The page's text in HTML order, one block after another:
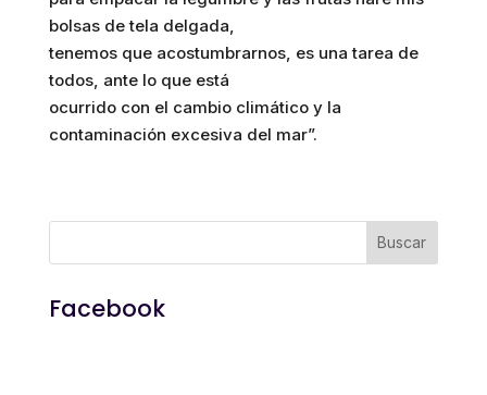
bolsas de tela delgada,
tenemos que acostumbrarnos, es una tarea de
todos, ante lo que está
ocurrido con el cambio climático y la
contaminación excesiva del mar”.
Facebook